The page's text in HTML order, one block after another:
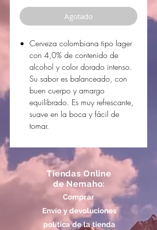
Agotado
Cerveza colombiana tipo lager
con 4,0% de contenido de
alcohol y color dorado intenso.
Su sabor es balanceado, con
buen cuerpo y amargo
equilibrado. Es muy refrescante,
suave en la boca y fácil de
tomar.
Tiendas Online
de Nemaho:
Comprar
Envío y devoluciones
política de la tienda